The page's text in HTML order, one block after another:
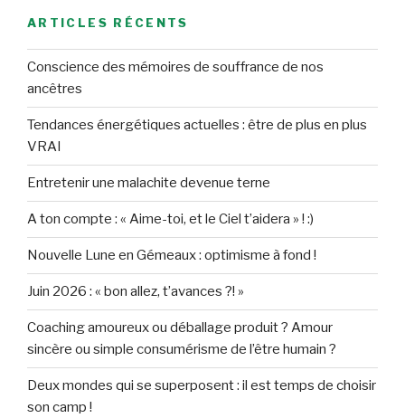
ARTICLES RÉCENTS
Conscience des mémoires de souffrance de nos
ancêtres
Tendances énergétiques actuelles : être de plus en plus
VRAI
Entretenir une malachite devenue terne
A ton compte : « Aime-toi, et le Ciel t’aidera » ! :)
Nouvelle Lune en Gémeaux : optimisme à fond !
Juin 2026 : « bon allez, t’avances ?! »
Coaching amoureux ou déballage produit ? Amour
sincère ou simple consumérisme de l’être humain ?
Deux mondes qui se superposent : il est temps de choisir
son camp !